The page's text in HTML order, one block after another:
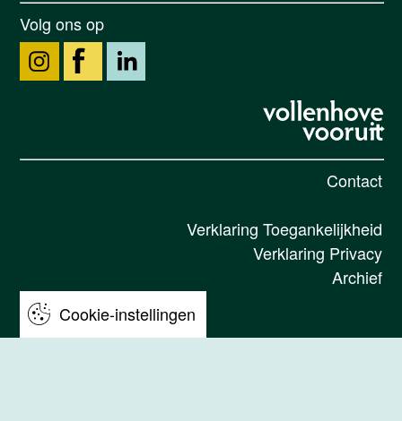
Volg ons op
Cookie-instellingen
Contact
Verklaring Toegankelijkheid
Verklaring Privacy
Archief